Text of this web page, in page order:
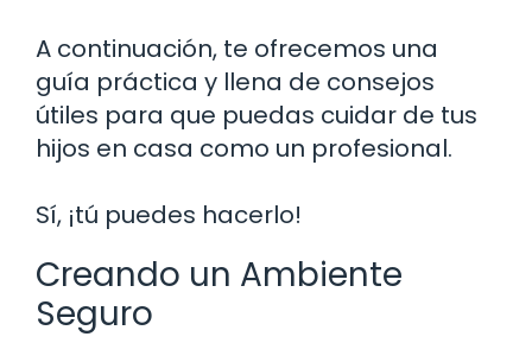
A continuación, te ofrecemos una
guía práctica y llena de consejos
útiles para que puedas cuidar de tus
hijos en casa como un profesional.
Sí, ¡tú puedes hacerlo!
Creando un Ambiente
Seguro